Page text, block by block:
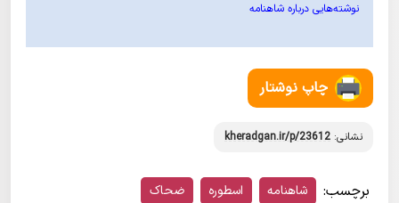
نوشته‌هایی درباره شاهنامه
چاپ نوشتار
نشانی: kheradgan.ir/p/23612
برچسب: شاهنامه اسطوره ضحاک